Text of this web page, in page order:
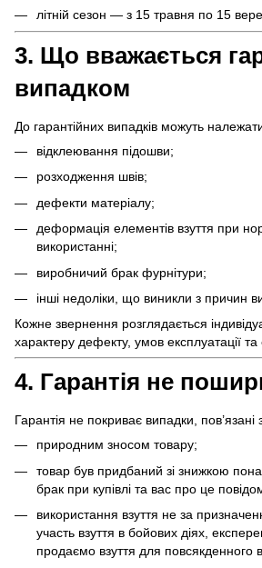
літній сезон — з 15 травня по 15
3. Що вважається
випадком
До гарантійних випадків можуть
відклеювання підошви;
розходження швів;
дефекти матеріалу;
деформація елементів взуття при
використанні;
виробничий брак фурнітури;
інші недоліки, що виникли з причин
Кожне звернення розглядається
характеру дефекту, умов експлуатації
4. Гарантія не
Гарантія не покриває випадки, пов’язані
природним зносом товару;
товар був придбаний зі знижкою
брак при купівлі та вас про це
використання взуття не за
участь взуття в бойових діях,
продаємо взуття для повсякденного